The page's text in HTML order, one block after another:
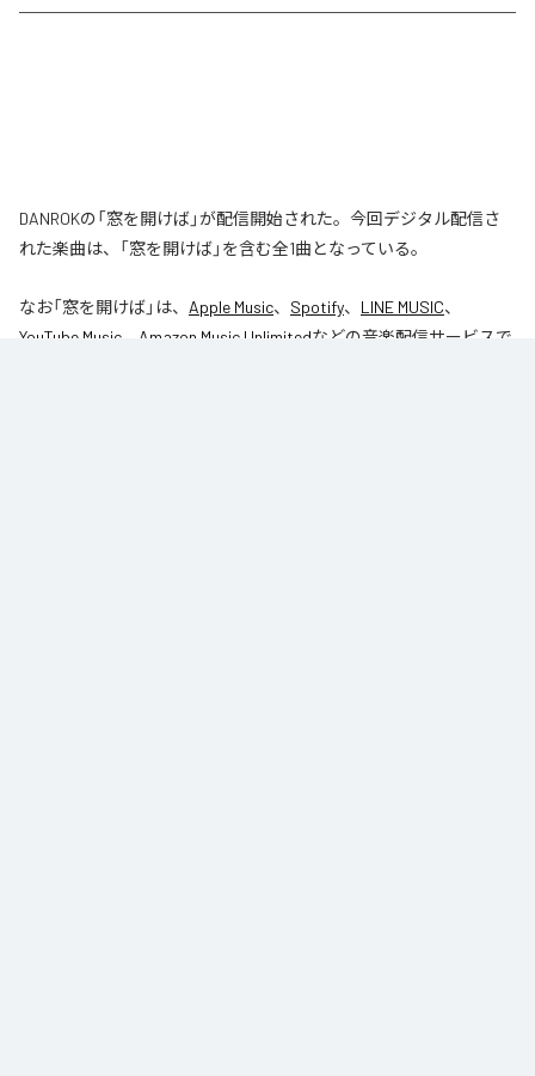
DANROKの「窓を開けば」が配信開始された。今回デジタル配信さ
れた楽曲は、「窓を開けば」を含む全1曲となっている。
なお「窓を開けば」は、 Apple Music、 Spotify、 LINE MUSIC、
YouTube Music
Amazon Music Unlimitedなどの音楽配信サービスで